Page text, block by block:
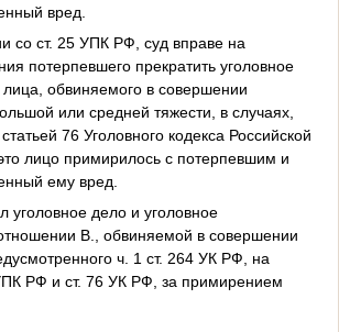
вред.
со ст. 25 УПК РФ, суд вправе на
потерпевшего прекратить уголовное
обвиняемого в совершении
или средней тяжести, в случаях,
76 Уголовного кодекса Российской
лицо примирилось с потерпевшим и
ему вред.
уголовное дело и уголовное
В., обвиняемой в совершении
ч. 1 ст. 264 УК РФ, на
РФ и ст. 76 УК РФ, за примирением